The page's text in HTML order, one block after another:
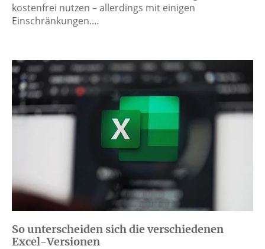
kostenfrei nutzen – allerdings mit einigen
Einschränkungen.…
So unterscheiden sich die verschiedenen
Excel-Versionen